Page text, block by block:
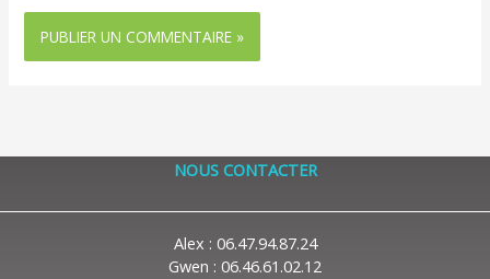
NOUS CONTACTER
Alex : 06.47.94.87.24
Gwen : 06.46.61.02.12